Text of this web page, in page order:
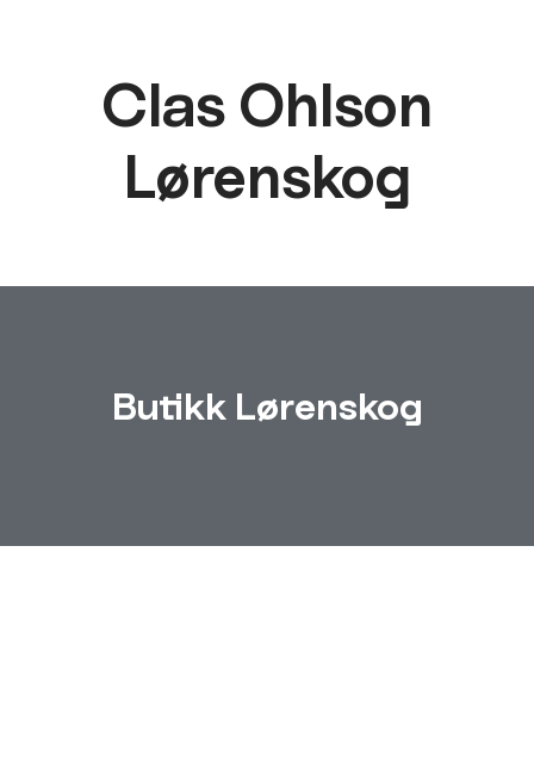
Clas Ohlson
Lørenskog
Butikk Lørenskog